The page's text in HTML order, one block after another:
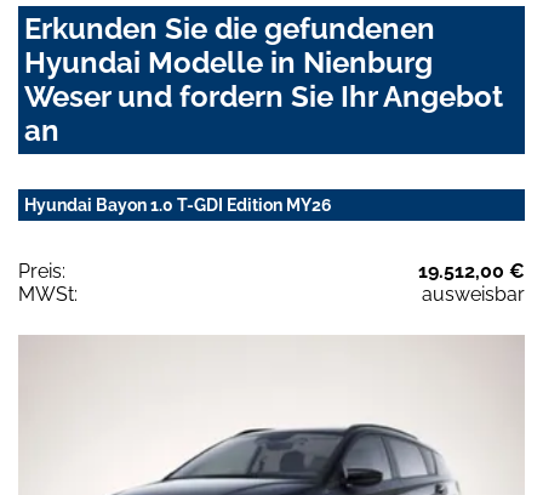
Erkunden Sie die gefundenen
Hyundai Modelle in Nienburg
Weser und fordern Sie Ihr Angebot
an
Hyundai Bayon 1.0 T-GDI Edition MY26
Preis:
19.512,00 €
MWSt:
ausweisbar